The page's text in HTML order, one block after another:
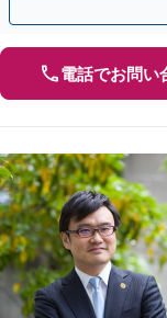
電話でお問い